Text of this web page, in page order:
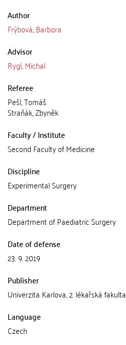
Author
Frýbová, Barbora
Advisor
Rygl, Michal
Referee
Pešl, Tomáš
Straňák, Zbyněk
Faculty / Institute
Second Faculty of Medicine
Discipline
Experimental Surgery
Department
Department of Paediatric Surgery
Date of defense
23. 9. 2019
Publisher
Univerzita Karlova, 2. lékařská fakulta
Language
Czech